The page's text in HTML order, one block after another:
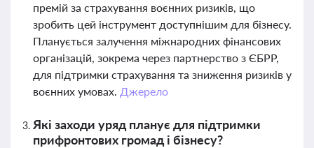
премій за страхування воєнних ризиків, що
зробить цей інструмент доступнішим для бізнесу.
Планується залучення міжнародних фінансових
організацій, зокрема через партнерство з ЄБРР,
для підтримки страхування та зниження ризиків у
воєнних умовах. Джерело
Які заходи уряд планує для підтримки
прифронтових громад і бізнесу?